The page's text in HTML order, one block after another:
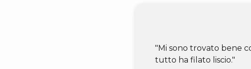
"Mi sono trovato bene
tutto ha filato liscio."